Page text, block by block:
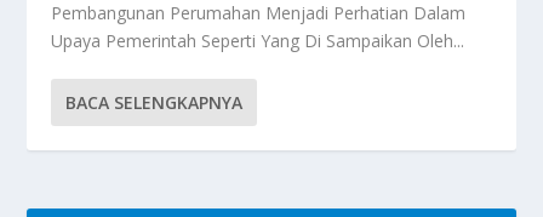
Pembangunan Perumahan Menjadi Perhatian Dalam
Upaya Pemerintah Seperti Yang Di Sampaikan Oleh...
BACA SELENGKAPNYA